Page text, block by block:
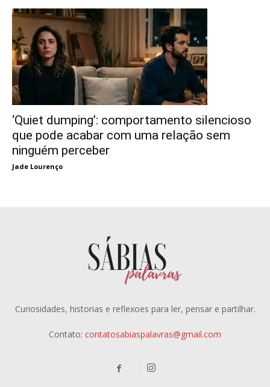
‘Quiet dumping’: comportamento silencioso
que pode acabar com uma relação sem
ninguém perceber
Jade Lourenço
Curiosidades, historias e reflexoes para ler, pensar e partilhar.
Contato: contatosabiaspalavras@gmail.com